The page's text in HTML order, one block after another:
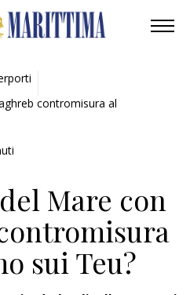
contromisura al
Mare con
sui Teu?